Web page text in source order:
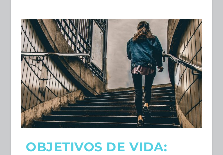
OBJETIVOS DE VIDA: